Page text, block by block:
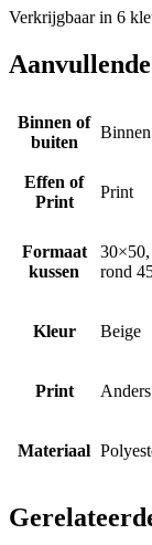
Verkrijgbaar in 6
Binnen of
buiten
Binnen
Effen of
Print
Print
Formaat
kussen
rond
Kleur Beige
Print Anders
Materiaal